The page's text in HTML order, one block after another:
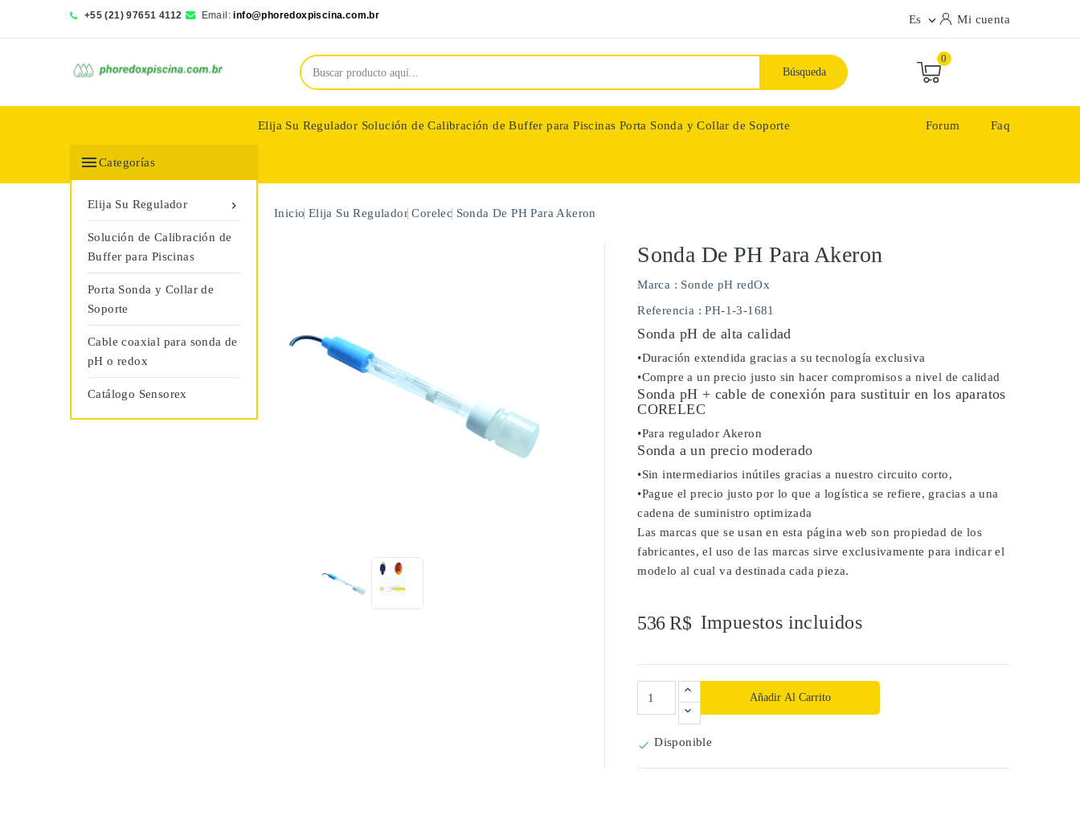
+55 (21) 97651 4112 Email: info@phoredoxpiscina.com.br Es  Mi cuenta
Búsqueda
0
Elija Su Regulador Solución de Calibración de Buffer para Piscinas Porta Sonda y Collar de Soporte Forum Faq
Categorías

Elija Su Regulador
Solución de Calibración de
Buffer para Piscinas
Porta Sonda y Collar de
Soporte
Cable coaxial para sonda de
pH o redox
Catálogo Sensorex
Inicio Elija Su Regulador Corelec Sonda De PH Para Akeron
Sonda De PH Para Akeron
Marca : Sonde pH redOx
Referencia : PH-1-3-1681
Sonda pH de alta calidad
•Duración extendida gracias a su tecnología exclusiva
•Compre a un precio justo sin hacer compromisos a nivel de calidad
Sonda pH + cable de conexión para sustituir en los aparatos
CORELEC
•Para regulador Akeron
Sonda a un precio moderado
•Sin intermediarios inútiles gracias a nuestro circuito corto,
•Pague el precio justo por lo que a logística se refiere, gracias a una
cadena de suministro optimizada
Las marcas que se usan en esta página web son propiedad de los
fabricantes, el uso de las marcas sirve exclusivamente para indicar el
modelo al cual va destinada cada pieza.
536 R$ Impuestos incluidos
Añadir Al Carrito
 Disponible